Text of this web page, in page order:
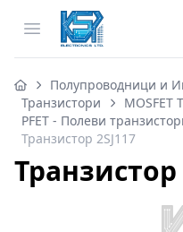
Open menu
Полупроводници и
Транзистори
MOSFET
PFET - Полеви
Транзистор 2SJ117
Транзистор